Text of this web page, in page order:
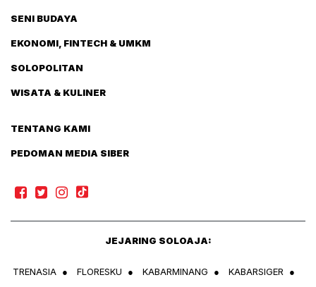
SENI BUDAYA
EKONOMI, FINTECH & UMKM
SOLOPOLITAN
WISATA & KULINER
TENTANG KAMI
PEDOMAN MEDIA SIBER
JEJARING SOLOAJA:
TRENASIA ● FLORESKU ● KABARMINANG ● KABARSIGER
●